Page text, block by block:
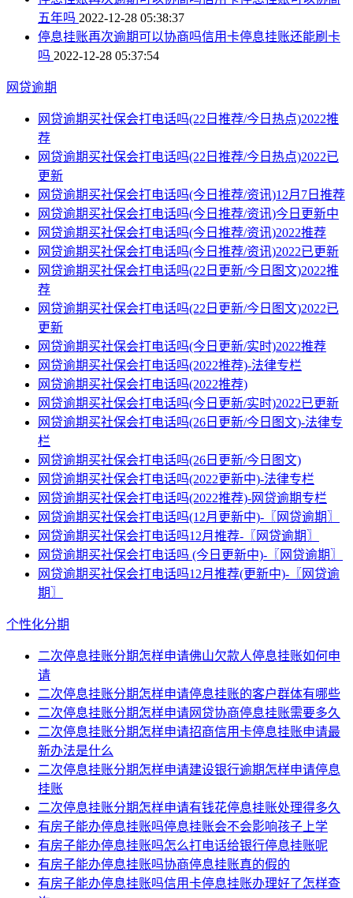
五年吗 2022-12-28 05:38:37
停息挂账再次逾期可以协商吗信用卡停息挂账还能刷卡
吗 2022-12-28 05:37:54
网贷逾期
网贷逾期买社保会打电话吗(22日推荐/今日热点)2022推
荐
网贷逾期买社保会打电话吗(22日推荐/今日热点)2022已
更新
网贷逾期买社保会打电话吗(今日推荐/资讯)12月7日推荐
网贷逾期买社保会打电话吗(今日推荐/资讯)今日更新中
网贷逾期买社保会打电话吗(今日推荐/资讯)2022推荐
网贷逾期买社保会打电话吗(今日推荐/资讯)2022已更新
网贷逾期买社保会打电话吗(22日更新/今日图文)2022推
荐
网贷逾期买社保会打电话吗(22日更新/今日图文)2022已
更新
网贷逾期买社保会打电话吗(今日更新/实时)2022推荐
网贷逾期买社保会打电话吗(2022推荐)-法律专栏
网贷逾期买社保会打电话吗(2022推荐)
网贷逾期买社保会打电话吗(今日更新/实时)2022已更新
网贷逾期买社保会打电话吗(26日更新/今日图文)-法律专
栏
网贷逾期买社保会打电话吗(26日更新/今日图文)
网贷逾期买社保会打电话吗(2022更新中)-法律专栏
网贷逾期买社保会打电话吗(2022推荐)-网贷逾期专栏
网贷逾期买社保会打电话吗(12月更新中)-〖网贷逾期〗
网贷逾期买社保会打电话吗12月推荐-〖网贷逾期〗
网贷逾期买社保会打电话吗 (今日更新中)-〖网贷逾期〗
网贷逾期买社保会打电话吗12月推荐(更新中)-〖网贷逾
期〗
个性化分期
二次停息挂账分期怎样申请佛山欠款人停息挂账如何申
请
二次停息挂账分期怎样申请停息挂账的客户群体有哪些
二次停息挂账分期怎样申请网贷协商停息挂账需要多久
二次停息挂账分期怎样申请招商信用卡停息挂账申请最
新办法是什么
二次停息挂账分期怎样申请建设银行逾期怎样申请停息
挂账
二次停息挂账分期怎样申请有钱花停息挂账处理得多久
有房子能办停息挂账吗停息挂账会不会影响孩子上学
有房子能办停息挂账吗怎么打电话给银行停息挂账呢
有房子能办停息挂账吗协商停息挂账真的假的
有房子能办停息挂账吗信用卡停息挂账办理好了怎样查